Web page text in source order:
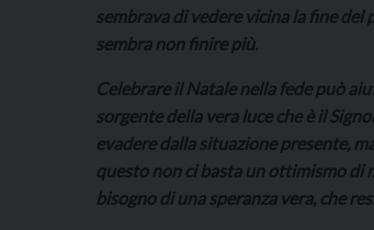
sembrava di vedere vicina la fine
sembra non finire più.
Celebrare il Natale nella fede può
sorgente della vera luce che è il
evadere dalla situazione presente,
questo non ci basta un ottimismo di
bisogno di una speranza vera, che